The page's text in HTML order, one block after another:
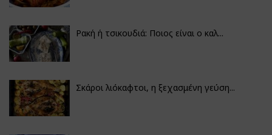
Ρακή ή τσικουδιά: Ποιος είναι ο καλ...
Σκάροι λιόκαφτοι, η ξεχασμένη γεύση...